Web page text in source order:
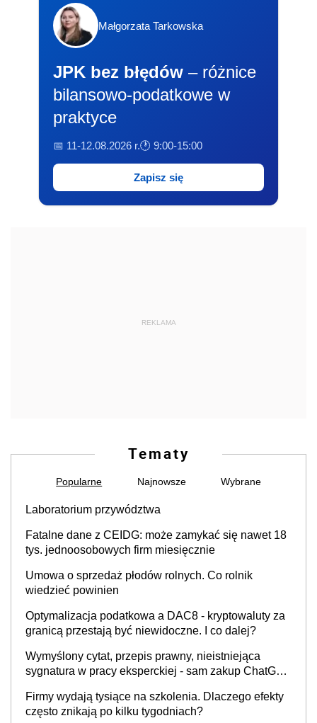
Małgorzata Tarkowska
JPK bez błędów – różnice
bilansowo-podatkowe w
praktyce
📅 11-12.08.2026 r.🕐 9:00-15:00
Zapisz się
REKLAMA
Tematy
Popularne Najnowsze Wybrane
Laboratorium przywództwa
Fatalne dane z CEIDG: może zamykać się nawet 18
tys. jednoosobowych firm miesięcznie
Umowa o sprzedaż płodów rolnych. Co rolnik
wiedzieć powinien
Optymalizacja podatkowa a DAC8 - kryptowaluty za
granicą przestają być niewidoczne. I co dalej?
Wymyślony cytat, przepis prawny, nieistniejąca
sygnatura w pracy eksperckiej - sam zakup ChatGPT
Firmy wydają tysiące na szkolenia. Dlaczego efekty
często znikają po kilku tygodniach?